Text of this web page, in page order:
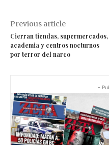
Previous article
Cierran tiendas, supermercados,
academia y centros nocturnos
por terror del narco
-